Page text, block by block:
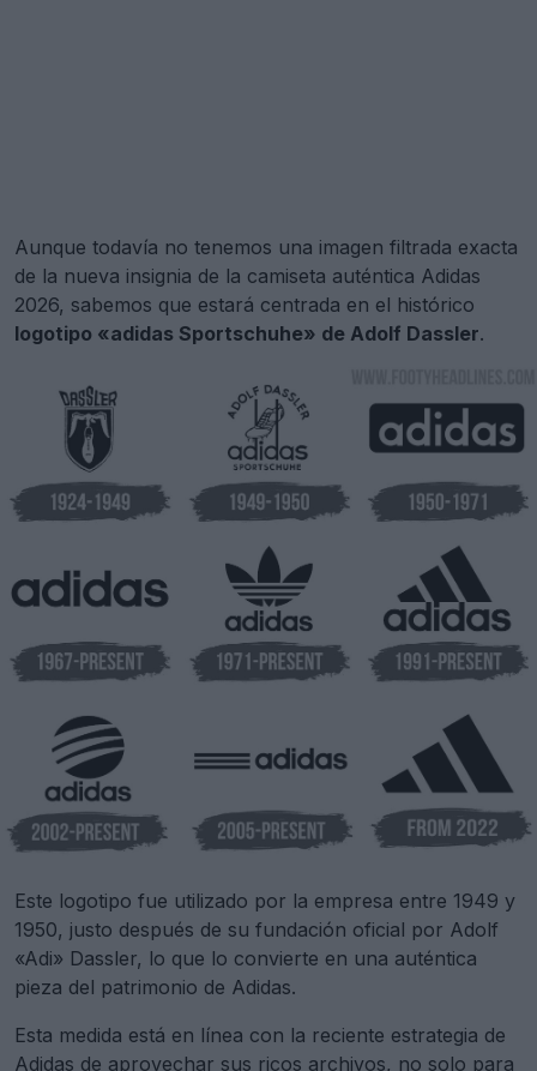
Aunque todavía no tenemos una imagen filtrada exacta
de la nueva insignia de la camiseta auténtica Adidas
2026, sabemos que estará centrada en el histórico
logotipo «adidas Sportschuhe» de Adolf Dassler.
Este logotipo fue utilizado por la empresa entre 1949 y
1950, justo después de su fundación oficial por Adolf
«Adi» Dassler, lo que lo convierte en una auténtica
pieza del patrimonio de Adidas.
Esta medida está en línea con la reciente estrategia de
Adidas de aprovechar sus ricos archivos, no solo para